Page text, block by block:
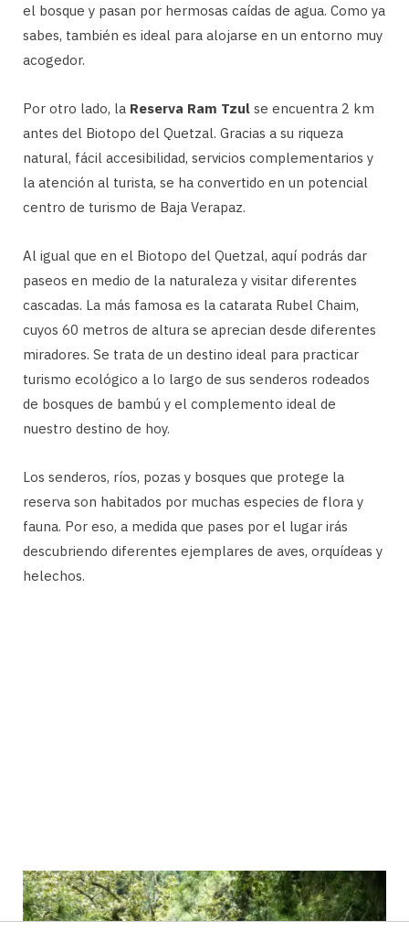
el bosque y pasan por hermosas caídas de agua. Como ya
sabes, también es ideal para alojarse en un entorno muy
acogedor.
Por otro lado, la Reserva Ram Tzul se encuentra 2 km
antes del Biotopo del Quetzal. Gracias a su riqueza
natural, fácil accesibilidad, servicios complementarios y
la atención al turista, se ha convertido en un potencial
centro de turismo de Baja Verapaz.
Al igual que en el Biotopo del Quetzal, aquí podrás dar
paseos en medio de la naturaleza y visitar diferentes
cascadas. La más famosa es la catarata Rubel Chaim,
cuyos 60 metros de altura se aprecian desde diferentes
miradores. Se trata de un destino ideal para practicar
turismo ecológico a lo largo de sus senderos rodeados
de bosques de bambú y el complemento ideal de
nuestro destino de hoy.
Los senderos, ríos, pozas y bosques que protege la
reserva son habitados por muchas especies de flora y
fauna. Por eso, a medida que pases por el lugar irás
descubriendo diferentes ejemplares de aves, orquídeas y
helechos.